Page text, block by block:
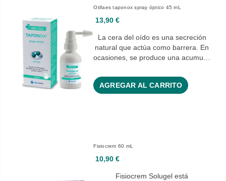
Otifaes taponox spray óptico 45 mL
13,90 €
La cera del oído es una secreción
natural que actúa como barrera. En
ocasiones, se produce una acumu…
AGREGAR AL CARRITO
Fisiocrem 60 mL
10,90 €
Fisiocrem Solugel está